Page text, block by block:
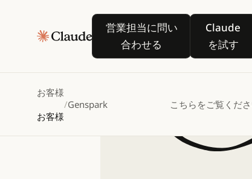
営業担当に問い
合わせる
営業担当に問い合わせる
Claude
を試す
お客様
お客様
/Genspark こちらをご覧くだ